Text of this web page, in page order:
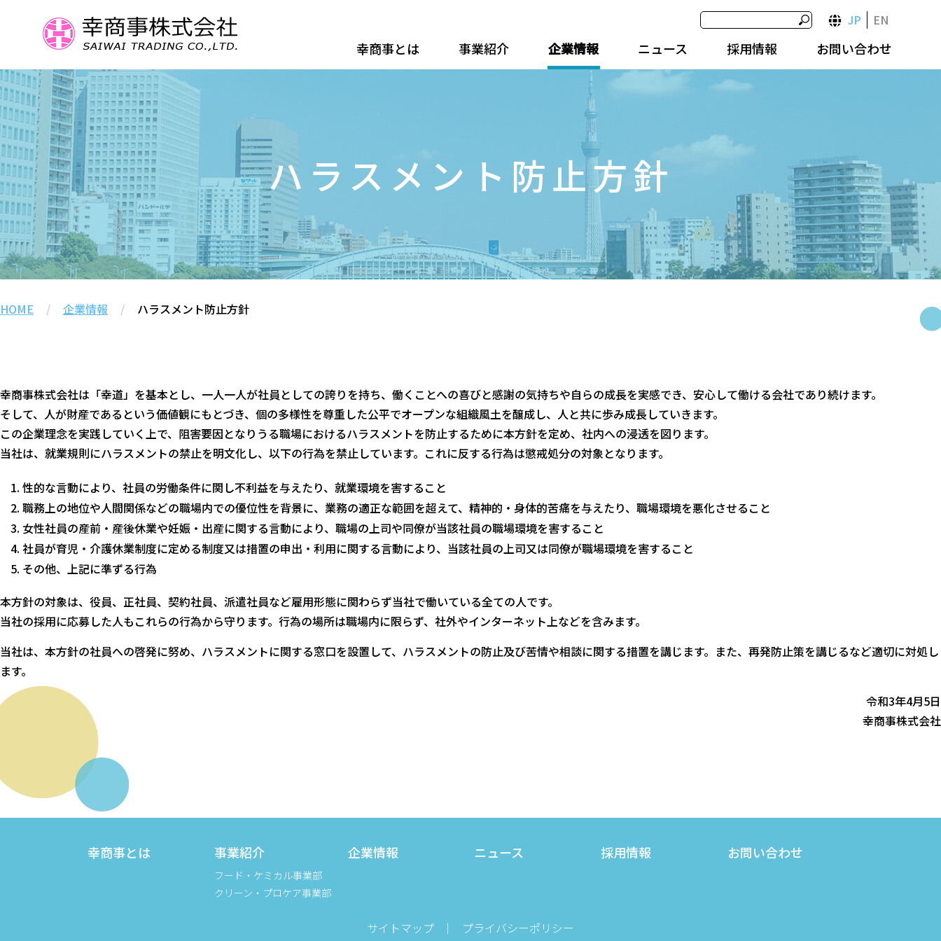
JP EN
幸商事とは 事業紹介 企業情報 ニュース 採用情報 お問い合わせ
ハラスメント防止方針
HOME / 企業情報 / ハラスメント防止方針
幸商事株式会社は「幸道」を基本とし、一人一人が社員としての誇りを持ち、働くことへの喜びと感謝の気持ちや自らの成長を実感でき、安心して働ける会社であり続けます。
そして、人が財産であるという価値観にもとづき、個の多様性を尊重した公平でオープンな組織風土を醸成し、人と共に歩み成長していきます。
この企業理念を実践していく上で、阻害要因となりうる職場におけるハラスメントを防止するために本方針を定め、社内への浸透を図ります。
当社は、就業規則にハラスメントの禁止を明文化し、以下の行為を禁止しています。これに反する行為は懲戒処分の対象となります。
性的な言動により、社員の労働条件に関し不利益を与えたり、就業環境を害すること
職務上の地位や人間関係などの職場内での優位性を背景に、業務の適正な範囲を超えて、精神的・身体的苦痛を与えたり、職場環境を悪化させること
女性社員の産前・産後休業や妊娠・出産に関する言動により、職場の上司や同僚が当該社員の職場環境を害すること
社員が育児・介護休業制度に定める制度又は措置の申出・利用に関する言動により、当該社員の上司又は同僚が職場環境を害すること
その他、上記に準ずる行為
本方針の対象は、役員、正社員、契約社員、派遣社員など雇用形態に関わらず当社で働いている全ての人です。
当社の採用に応募した人もこれらの行為から守ります。行為の場所は職場内に限らず、社外やインターネット上などを含みます。
当社は、本方針の社員への啓発に努め、ハラスメントに関する窓口を設置して、ハラスメントの防止及び苦情や相談に関する措置を講じます。また、再発防止策を講じるなど適切に対処し
ます。
令和3年4月5日
幸商事株式会社
幸商事とは 事業紹介
フード・ケミカル事業部
クリーン・プロケア事業部
企業情報 ニュース 採用情報 お問い合わせ
サイトマップ プライバシーポリシー